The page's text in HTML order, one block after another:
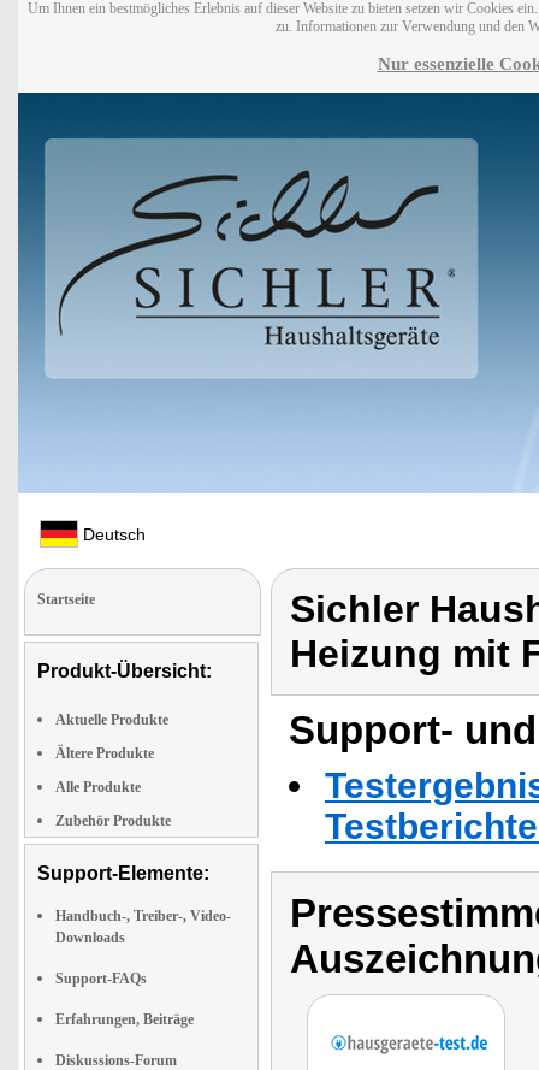
Um Ihnen ein bestmögliches Erlebnis auf dieser Website zu bieten setzen wir Cookies
zu. Informationen zur Verwendung und den
Nur essenzielle
Deutsch
Startseite
Produkt-Übersicht:
Aktuelle Produkte
Ältere Produkte
Alle Produkte
Zubehör Produkte
Support-Elemente:
Handbuch-, Treiber-, Video-
Downloads
Support-FAQs
Erfahrungen, Beiträge
Diskussions-Forum
Sichler
Heizung mit
Support-